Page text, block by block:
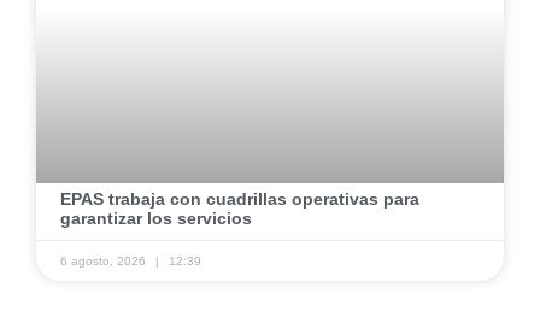
​EPAS trabaja con cuadrillas operativas para
garantizar los servicios ​
6 agosto, 2026 12:39